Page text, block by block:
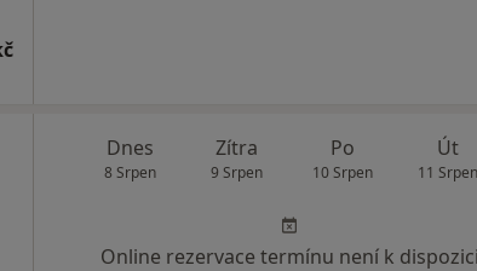
Dnes
8 Srpen
Zítra
9 Srpen
Po
10 Srpen
Út
11 Srpen
Online rezervace termínu není k dispozici